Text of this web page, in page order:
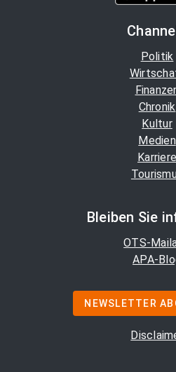
Politik
Chronik
Kultur
Medien
Karriere
Bleiben Sie
OTS-
APA-
NEWSLETTER